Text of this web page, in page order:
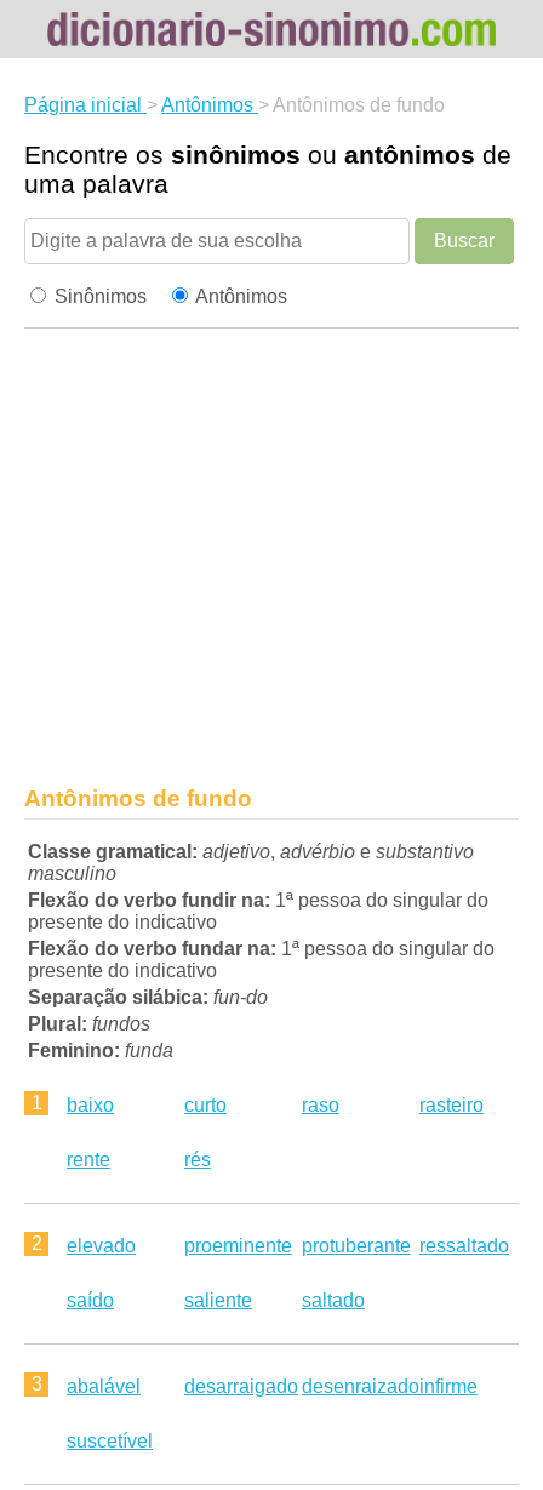
Página inicial >Antônimos >Antônimos de fundo
Encontre os sinônimos ou antônimos de
uma palavra
Buscar
Sinônimos Antônimos
Antônimos de fundo
Classe gramatical: adjetivo, advérbio e substantivo
masculino
Flexão do verbo fundir na: 1ª pessoa do singular do
presente do indicativo
Flexão do verbo fundar na: 1ª pessoa do singular do
presente do indicativo
Separação silábica: fun-do
Plural: fundos
Feminino: funda
1 baixo curto raso rasteiro
rente rés
2 elevado proeminente protuberante ressaltado
saído saliente saltado
3 abalável desarraigadodesenraizadoinfirme
suscetível